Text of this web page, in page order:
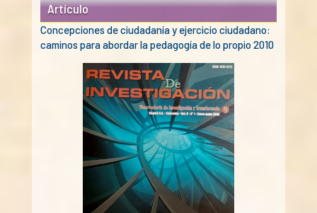
Artículo
Concepciones de ciudadanía y ejercicio ciudadano:
caminos para abordar la pedagogía de lo propio 2010